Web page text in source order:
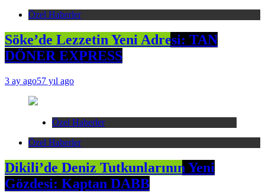
Özel Haberler
Söke’de Lezzetin Yeni Adresi: TAN
DÖNER EXPRESS
3 ay ago57 yıl ago
Özel Haberler
Özel Haberler
Dikili’de Deniz Tutkunlarının Yeni
Gözdesi: Kaptan DABB